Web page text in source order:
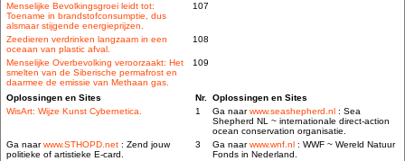
Menselijke Bevolkingsgroei leidt tot:
Toename in brandstofconsumptie, dus
alsmaar stijgende energieprijzen.
107
Zeedieren verdrinken langzaam in een
oceaan van plastic afval.
108
Menselijke Overbevolking veroorzaakt: Het
smelten van de Siberische permafrost en
daarmee de emissie van Methaan gas.
109
Oplossingen en Sites Nr. Oplossingen en Sites
WisArt: Wijze Kunst Cybernetica.
1 Ga naarwww.seashepherd.nl : Sea
Shepherd NL ~ internationale direct-action
ocean conservation organisatie.
Ga naarwww.STHOPD.net : Zend jouw
politieke of artistieke E-card.
3 Ga naarwww.wnf.nl : WWF ~ Wereld Natuur
Fonds in Nederland.